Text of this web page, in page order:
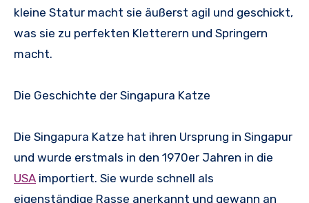
kleine Statur macht sie äußerst agil und geschickt,
was sie zu perfekten Kletterern und Springern
macht.
Die Geschichte der Singapura Katze
Die Singapura Katze hat ihren Ursprung in Singapur
und wurde erstmals in den 1970er Jahren in die
USA importiert. Sie wurde schnell als
eigenständige Rasse anerkannt und gewann an